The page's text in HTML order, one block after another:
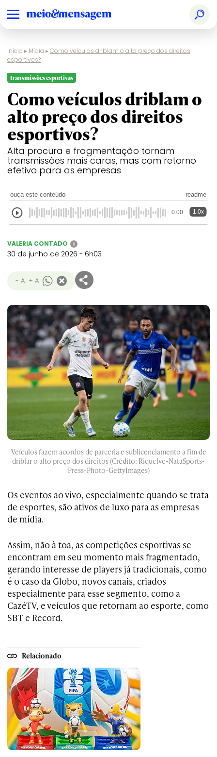
Início ▸ Mídia ▸Como veículos driblam o alto preço dos direitos
esportivos?
transmissões esportivas
Como veículos driblam o
alto preço dos direitos
esportivos?
Alta procura e fragmentação tornam
transmissões mais caras, mas com retorno
efetivo para as empresas
ouça este conteúdo readme
0:00 1.0x
VALERIA CONTADO i
30 de junho de 2026 - 6h03
- A + A
Veículos fazem acordos de parceria e sublicenciamento a fim de
driblar o alto preço dos direitos (Crédito: Riquelve-NataSports-
Press-Photo-GettyImages)
Os eventos ao vivo, especialmente quando se trata
de esportes, são ativos de luxo para as empresas
de mídia.
Assim, não à toa, as competições esportivas se
encontram em seu momento mais fragmentado,
gerando interesse de players já tradicionais, como
é o caso da Globo, novos canais, criados
especialmente para esse segmento, como a
CazéTV, e veículos que retornam ao esporte, como
SBT e Record.
Relacionado